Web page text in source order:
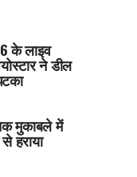
के लाइव
ने डील
मुकाबले में
हराया